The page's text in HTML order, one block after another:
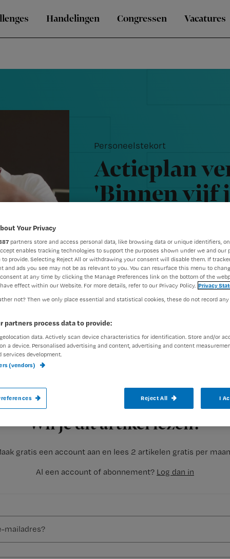
Handelingen Congressen Vacatures
Personeelstekort
Actieplan
'Binnen vijf
Auteur:Rhijja Jansen14 maart 2018
Wil je dit artikel lezen?
gratis een account aan en lees 2 artikelen gratis per
Al een account of abonnement? Log dan in
Het kabinet zet alles op alles om het
met een speciaal actieplan. Ook willen
en verzorgenden aantrekkelijker
contracten die zij wensen.
Your Privacy
partners store and access personal data, like browsing data or unique identifiers,
enables tracking technologies to support the purposes shown under we and our
to provide. Selecting Reject All or withdrawing your consent will disable them. If
and ads you see may not be as relevant to you. You can resurface this menu to
at any time by clicking the Manage Preferences link on the bottom of the
effect within our Website. For more details, refer to our Privacy Policy. Privacy
not? Then we only place essential and statistical cookies, these do not record
partners process data to provide:
data. Actively scan device characteristics for identification. Store and/or
a device. Personalised advertising and content, advertising and content
services development.
(vendors)
Reject All I